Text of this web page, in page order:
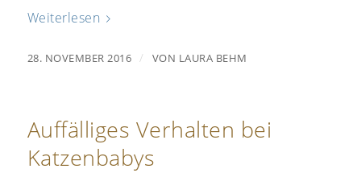
Weiterlesen
28. NOVEMBER 2016 / VON LAURA BEHM
Auffälliges Verhalten bei
Katzenbabys